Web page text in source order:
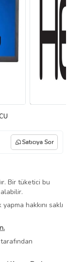
Satıcıya Sor
Bir tüketici bu
hakkını saklı
tarafından